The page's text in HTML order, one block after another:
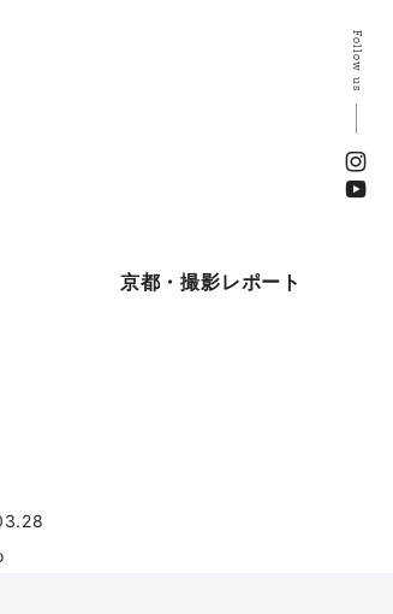
京都・撮影レポート
Follow us